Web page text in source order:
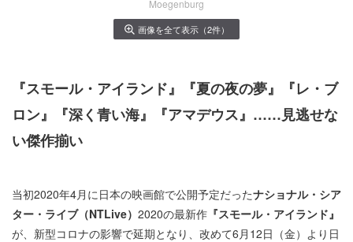
Moegenburg
画像を全て表示（2件）
『スモール・アイランド』『夏の夜の夢』『レ・ブ
ロン』『深く青い海』『アマデウス』……見逃せな
い傑作揃い
当初2020年4月に日本の映画館で公開予定だったナショナル・シア
ター・ライブ（NTLive） 2020の最新作 『スモール・アイランド』
が、新型コロナの影響で延期となり、改めて6月12日（金）より日